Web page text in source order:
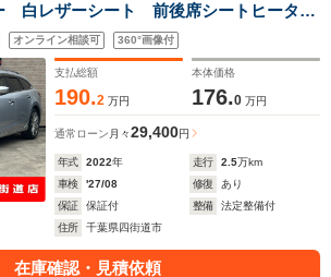
白レザーシート 前後席シートヒータ
ーダークルーズコントロール クリア
害軽減ブレーキ LEDヘッドライト 純
オンライン相談可 360°画像付
支払総額
190.2 万円
本体価格
176.0 万円
通常ローン 月々29,400円
年式 2022年 走行 2.5万km
車検
'27/08 修復
あり
保証
保証付 整備
法定整備付
住所
千葉県四街道市
在庫確認・見積依頼